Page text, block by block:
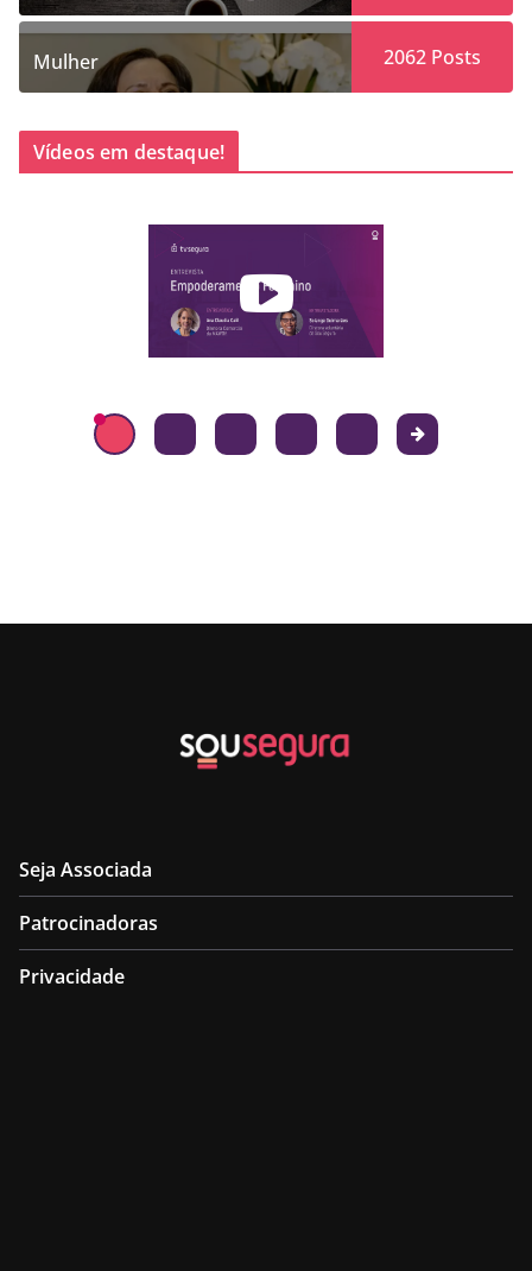
Mulher 2062 Posts
Vídeos em destaque!
Seja Associada
Patrocinadoras
Privacidade